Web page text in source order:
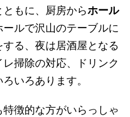
もに、厨房からホール
ルで沢山のテーブルに
る、夜は居酒屋となる
掃除の対応、ドリンク
いろあります。
徴的な方がいらっしゃ